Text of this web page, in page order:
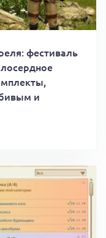
фестиваль
и